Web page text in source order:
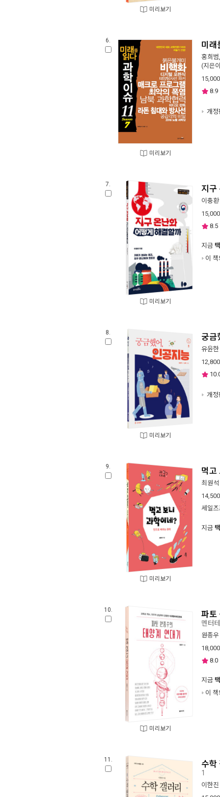
미리보기
6.
미리보기
미래
홍희범
(지은
15,000
8.9
개정
7.
미리보기
지구
이충환
15,000
8.5
지금
이
8.
미리보기
궁금
유윤한
12,800
개정
9.
미리보기
먹고
최원석
14,500
세일
지금
10.
미리보기
파토
멘터
원종우
18,000
8.0
지금
이
11. 수학
1
이한진